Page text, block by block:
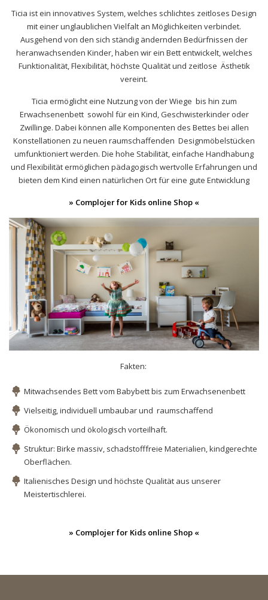
Ticia ist ein innovatives System, welches schlichtes zeitloses Design
mit einer unglaublichen Vielfalt an Möglichkeiten verbindet.
Ausgehend von den sich ständig ändernden Bedürfnissen der
heranwachsenden Kinder, haben wir ein Bett entwickelt, welches
Funktionalität, Flexibilität, höchste Qualität und zeitlose Ästhetik
vereint.
Ticia ermöglicht eine Nutzung von der Wiege bis hin zum
Erwachsenenbett sowohl für ein Kind, Geschwisterkinder oder
Zwillinge. Dabei können alle Komponenten des Bettes bei allen
Konstellationen zu neuen raumschaffenden Designmöbelstücken
umfunktioniert werden. Die hohe Stabilität, einfache Handhabung
und Flexibilität ermöglichen pädagogisch wertvolle Erfahrungen und
bieten dem Kind einen natürlichen Ort für eine gute Entwicklung
» Complojer for Kids online Shop «
Fakten:
Mitwachsendes Bett vom Babybett bis zum Erwachsenenbett
Vielseitig, individuell umbaubar und raumschaffend
Ökonomisch und ökologisch vorteilhaft.
Struktur: Birke massiv, schadstofffreie Materialien, kindgerechte
Oberflächen.
Italienisches Design und höchste Qualität aus unserer
Meistertischlerei.
» Complojer for Kids online Shop «